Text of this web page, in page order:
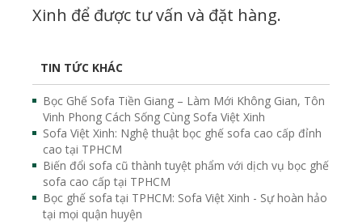
Xinh để được tư vấn và đặt hàng.
TIN TỨC KHÁC
Bọc Ghế Sofa Tiền Giang – Làm Mới Không Gian, Tôn
Vinh Phong Cách Sống Cùng Sofa Việt Xinh
Sofa Việt Xinh: Nghệ thuật bọc ghế sofa cao cấp đỉnh
cao tại TPHCM
Biến đổi sofa cũ thành tuyệt phẩm với dịch vụ bọc ghế
sofa cao cấp tại TPHCM
Bọc ghế sofa tại TPHCM: Sofa Việt Xinh - Sự hoàn hảo
tại mọi quận huyện